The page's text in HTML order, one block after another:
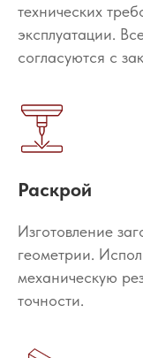
технических
эксплуатации.
согласуются с
Раскрой
Изготовление
геометрии.
механическую
точности.